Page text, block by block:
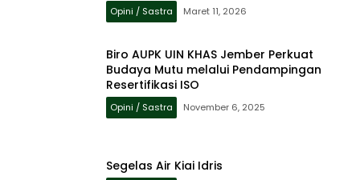
Opini / Sastra Maret 11, 2026
Biro AUPK UIN KHAS Jember Perkuat
Budaya Mutu melalui Pendampingan
Resertifikasi ISO
Opini / Sastra November 6, 2025
Segelas Air Kiai Idris